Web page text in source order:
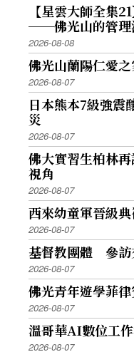
【星雲大師全集
──佛光山的管
2026-08-08
佛光山蘭陽仁愛
2026-08-07
日本熊本7級強
災
2026-08-07
佛大實習生柏林
視角
2026-08-07
西來幼童軍晉級
2026-08-07
基督教團體 參訪
2026-08-07
佛光青年遊學菲
2026-08-07
溫哥華AI數位工
2026-08-07